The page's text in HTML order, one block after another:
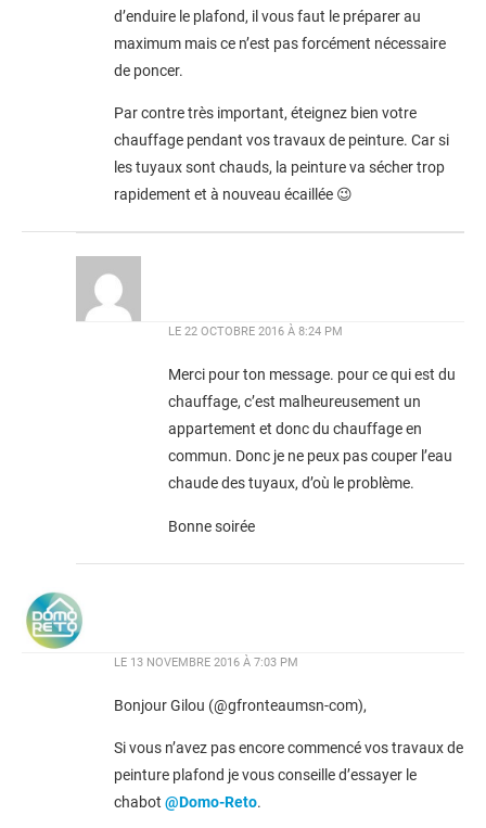
d’enduire le plafond, il vous faut le préparer au
maximum mais ce n’est pas forcément nécessaire
de poncer.
Par contre très important, éteignez bien votre
chauffage pendant vos travaux de peinture. Car si
les tuyaux sont chauds, la peinture va sécher trop
rapidement et à nouveau écaillée 😉
LE 22 OCTOBRE 2016 À 8:24 PM
Merci pour ton message. pour ce qui est du
chauffage, c’est malheureusement un
appartement et donc du chauffage en
commun. Donc je ne peux pas couper l’eau
chaude des tuyaux, d’où le problème.
Bonne soirée
LE 13 NOVEMBRE 2016 À 7:03 PM
Bonjour Gilou (@gfronteaumsn-com),
Si vous n’avez pas encore commencé vos travaux de
peinture plafond je vous conseille d’essayer le
chabot @Domo-Reto.